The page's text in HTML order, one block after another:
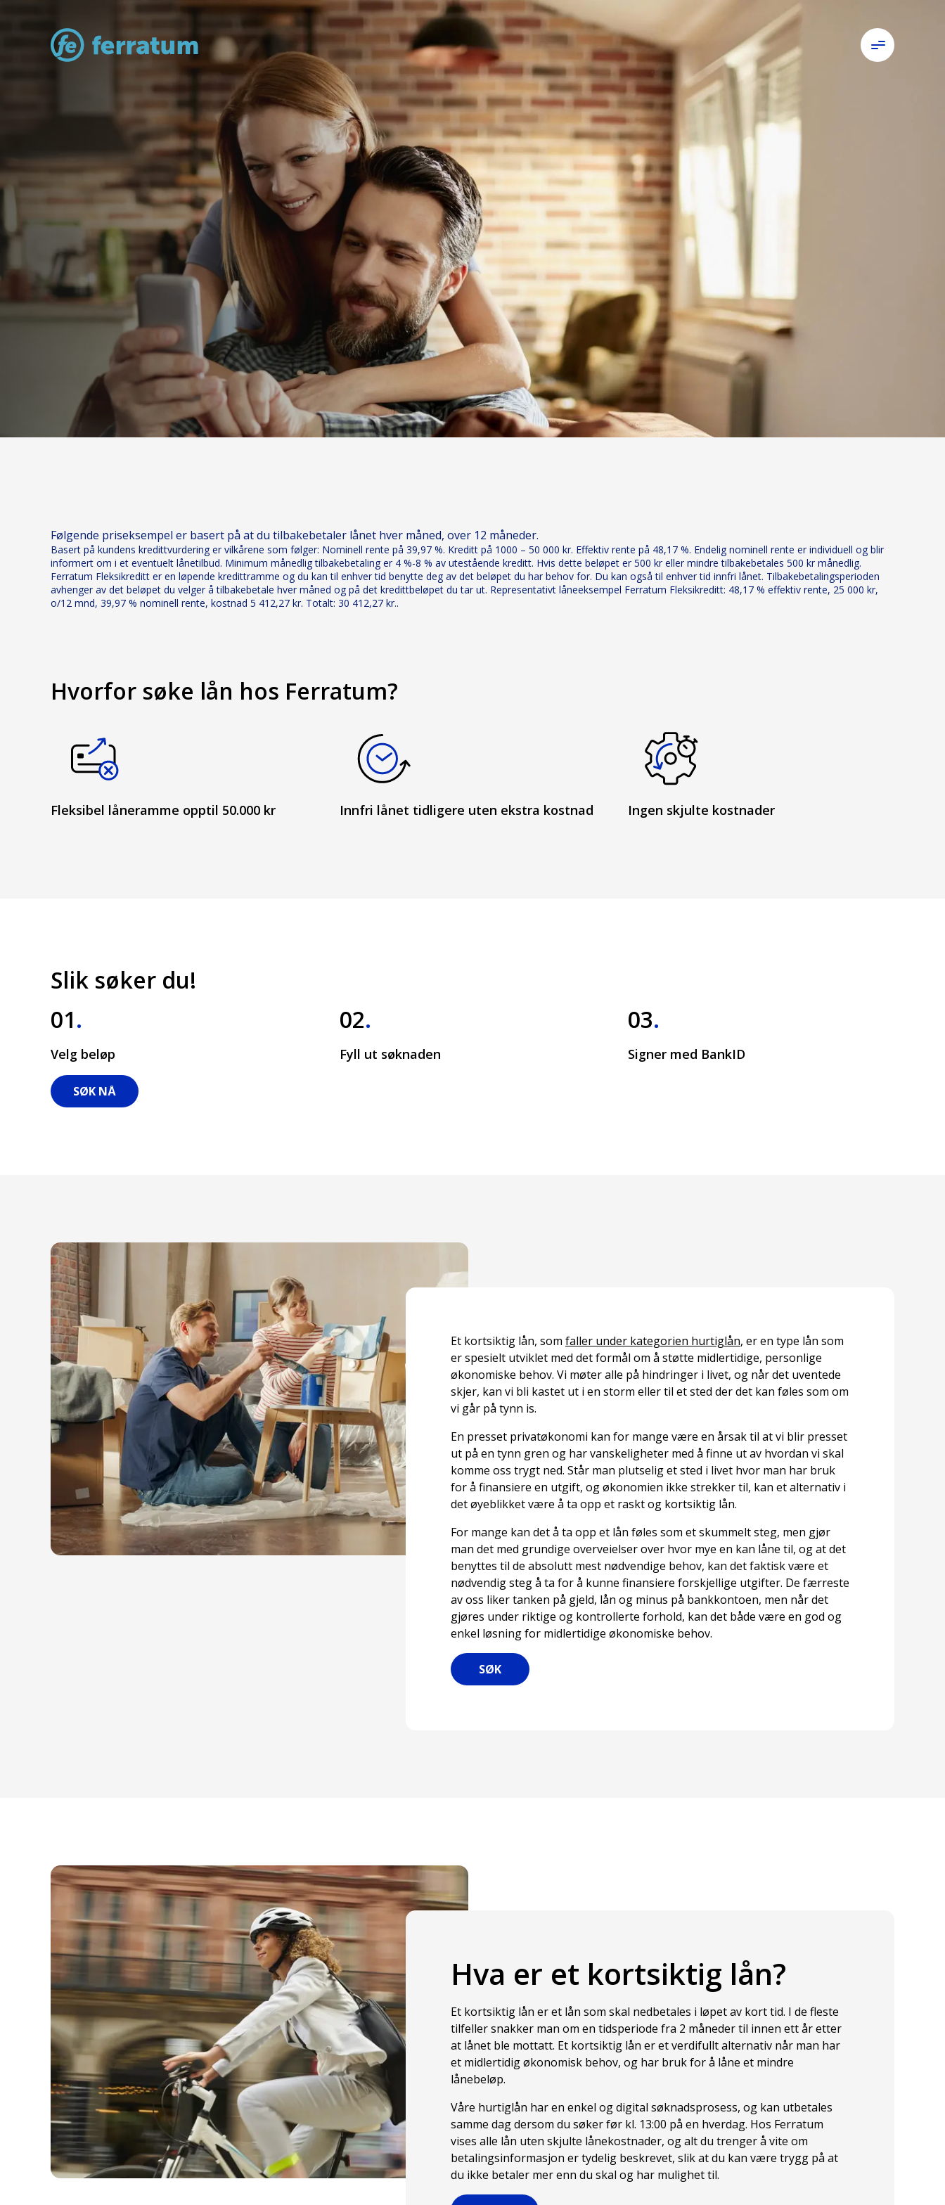
Kortsiktig lån
Enkel og praktisk løsning for midlertidige
økonomiske behov
Følgende priseksempel er basert på at du tilbakebetaler lånet hver måned, over 12 måneder.
Basert på kundens kredittvurdering er vilkårene som følger: Nominell rente på 39,97 %. Kreditt på 1000 – 50 000 kr. Effektiv rente på 48,17 %. Endelig nominell rente er individuell og blir
informert om i et eventuelt lånetilbud. Minimum månedlig tilbakebetaling er 4 %-8 % av utestående kreditt. Hvis dette beløpet er 500 kr eller mindre tilbakebetales 500 kr månedlig.
Ferratum Fleksikreditt er en løpende kredittramme og du kan til enhver tid benytte deg av det beløpet du har behov for. Du kan også til enhver tid innfri lånet. Tilbakebetalingsperioden
avhenger av det beløpet du velger å tilbakebetale hver måned og på det kredittbeløpet du tar ut. Representativt låneeksempel Ferratum Fleksikreditt: 48,17 % effektiv rente, 25 000 kr,
o/12 mnd, 39,97 % nominell rente, kostnad 5 412,27 kr. Totalt: 30 412,27 kr..
Hvorfor søke lån hos Ferratum?
Fleksibel låneramme opptil 50.000 kr Innfri lånet tidligere uten ekstra kostnad Ingen skjulte kostnader
Slik søker du!
01.
Velg beløp
02.
Fyll ut søknaden
03.
Signer med BankID
SØK NÅ
Et kortsiktig lån, som faller under kategorien hurtiglån, er en type lån som
er spesielt utviklet med det formål om å støtte midlertidige, personlige
økonomiske behov. Vi møter alle på hindringer i livet, og når det uventede
skjer, kan vi bli kastet ut i en storm eller til et sted der det kan føles som om
vi går på tynn is.
En presset privatøkonomi kan for mange være en årsak til at vi blir presset
ut på en tynn gren og har vanskeligheter med å finne ut av hvordan vi skal
komme oss trygt ned. Står man plutselig et sted i livet hvor man har bruk
for å finansiere en utgift, og økonomien ikke strekker til, kan et alternativ i
det øyeblikket være å ta opp et raskt og kortsiktig lån.
For mange kan det å ta opp et lån føles som et skummelt steg, men gjør
man det med grundige overveielser over hvor mye en kan låne til, og at det
benyttes til de absolutt mest nødvendige behov, kan det faktisk være et
nødvendig steg å ta for å kunne finansiere forskjellige utgifter. De færreste
av oss liker tanken på gjeld, lån og minus på bankkontoen, men når det
gjøres under riktige og kontrollerte forhold, kan det både være en god og
enkel løsning for midlertidige økonomiske behov.
SØK
Hva er et kortsiktig lån?
Et kortsiktig lån er et lån som skal nedbetales i løpet av kort tid. I de fleste
tilfeller snakker man om en tidsperiode fra 2 måneder til innen ett år etter
at lånet ble mottatt. Et kortsiktig lån er et verdifullt alternativ når man har
et midlertidig økonomisk behov, og har bruk for å låne et mindre
lånebeløp.
Våre hurtiglån har en enkel og digital søknadsprosess, og kan utbetales
samme dag dersom du søker før kl. 13:00 på en hverdag. Hos Ferratum
vises alle lån uten skjulte lånekostnader, og alt du trenger å vite om
betalingsinformasjon er tydelig beskrevet, slik at du kan være trygg på at
du ikke betaler mer enn du skal og har mulighet til.